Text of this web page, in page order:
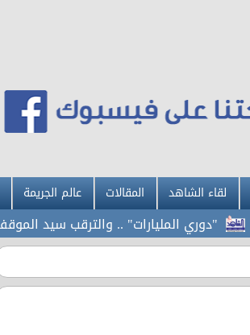
لقاء الشاهد المقالات عالم الجريمة
"دوري المليارات" .. والترقب سيد الموقف!!